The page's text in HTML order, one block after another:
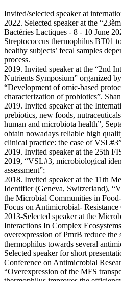
Invited/selected speaker at
2022. Selected speaker at the
Bactéries Lactiques - 8 - 10 June
Streptococcus thermophilus BT01
healthy subjects’ fecal samples
process.
2019. Invited speaker at the “2nd
Nutrients Symposium” organized
“Development of omic-based
characterization of probiotics”.
2019. Invited speaker at the
prebiotics, new foods,
human and microbiota health”,
obtain nowadays reliable high
clinical practice: the case of
2019. Invited speaker at the 25th
2019, “VSL#3, microbiological
assessment”;
2018. Invited speaker at the 11th
Identifier (Geneva, Switzerland),
the Microbial Communities in
Focus on Antimicrobial- Resistance
2013-Selected speaker at the
Interactions In Complex
overexpression of PmrB reduce
thermophilus towards several
Selected speaker for short
Conference on Antimicrobial
“Overexpression of the MFS